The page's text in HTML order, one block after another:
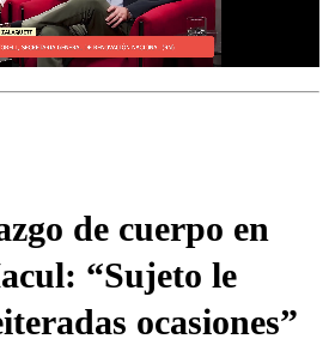
de cuerpo en
“Sujeto le
ocasiones”